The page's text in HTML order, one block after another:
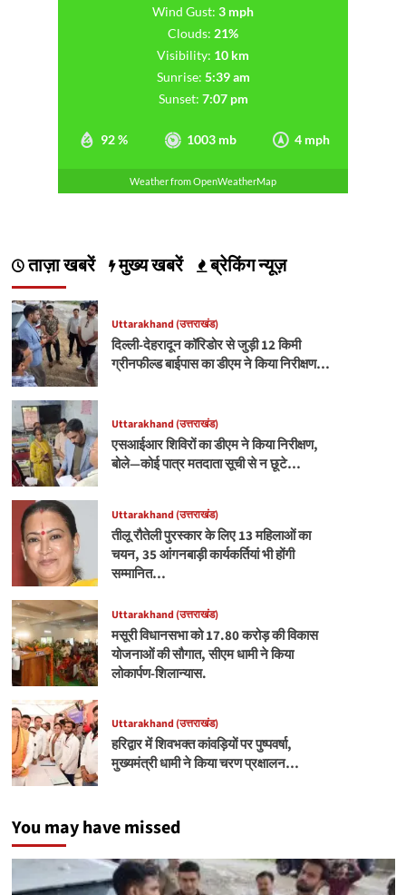
92 % 1003 mb 4 mph
Wind Gust: 3 mph
Clouds: 21%
Visibility: 10 km
Sunrise: 5:39 am
Sunset: 7:07 pm
Weather from OpenWeatherMap
ताज़ा खबरें मुख्य खबरें ब्रेकिंग न्यूज़
Uttarakhand (उत्तराखंड)
दिल्ली-देहरादून कॉरिडोर से जुड़ी 12 किमी
ग्रीनफील्ड बाईपास का डीएम ने किया निरीक्षण…
Uttarakhand (उत्तराखंड)
एसआईआर शिविरों का डीएम ने किया निरीक्षण,
बोले—कोई पात्र मतदाता सूची से न छूटे…
Uttarakhand (उत्तराखंड)
तीलू रौतेली पुरस्कार के लिए 13 महिलाओं का
चयन, 35 आंगनबाड़ी कार्यकर्तियां भी होंगी
सम्मानित…
Uttarakhand (उत्तराखंड)
मसूरी विधानसभा को 17.80 करोड़ की विकास
योजनाओं की सौगात, सीएम धामी ने किया
लोकार्पण-शिलान्यास.
Uttarakhand (उत्तराखंड)
हरिद्वार में शिवभक्त कांवड़ियों पर पुष्पवर्षा,
मुख्यमंत्री धामी ने किया चरण प्रक्षालन…
You may have missed